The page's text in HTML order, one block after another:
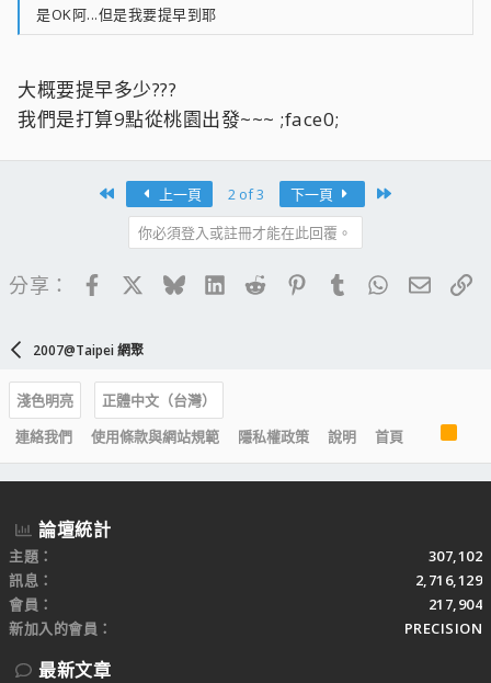
是OK阿...但是我要提早到耶
大概要提早多少???
我們是打算9點從桃園出發~~~ ;face0;
上一頁 2 of 3 下一頁
你必須登入或註冊才能在此回覆。
分享： FacebookBlueskyLinkedIn
Reddit PinterestTumblrWhatsApp
電子
2007@Taipei 網聚
淺色明亮
正體中文（台灣）
連絡我們
使用條款與網站規範 隱私權政策 說明 首頁
R
S
S
論壇統計
主題
307,102
訊息
2,716,129
會員
217,904
新加入的會員
PRECISION
最新文章